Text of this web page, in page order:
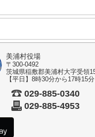
美浦村役場
〒300-0492
茨城県稲敷郡美浦村大字受領
【平日】8時30分から17時15
029-885-0340
029-885-4953